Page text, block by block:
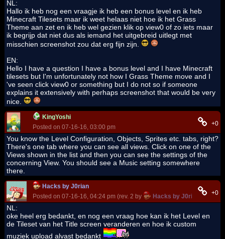
NL:
Hallo ik heb nog een vraagje ik heb een bonus level en ik heb
Minecraft Tilesets maar ik weet helaas niet hoe ik het Grass
Theme aan zet en ik heb wel gezien klik op view0 of zo iets maar
ik begrijp dat niet dus als iemand het uitgebreid uitlegt met
misschien screenshot zou dat erg fijn zijn.
EN:
Hello I have a question I have a bonus level and I have Minecraft
tilesets but I'm unfortunately not how I Grass Theme move and I
've seen click view0 or something but I do not so if someone
explains it extensively with perhaps screenshot that would be very
nice.
KingYoshi
Posted on 07-16-16, 03:00 pm
+0
You know the Level Configuration, Objects, Sprites etc. tabs, right?
There's one tab where you can see all views. Click on one of the
Views shown in the list and then you can see the settings of the
concerning View. You should see a Music setting somewhere
there.
Hacks by J0rian
Posted on 07-16-16, 04:24 pm (rev. 2 by
Hacks by J0rian on 07-
+0
NL:
oke heel erg bedankt, en nog een vraag hoe kan ik het Level en
de Tileset van het Title screen veranderen en hoe ik custom
muziek upload alvast bedankt